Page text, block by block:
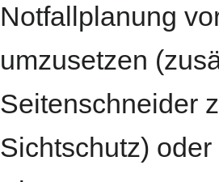
Notfallplanung
umzusetzen
Seitenschneider
Sichtschutz)